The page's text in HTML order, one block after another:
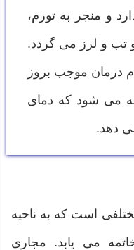
و منجر به تورم،
و لرز می گردد.
درمان موجب بروز
می شود که دمای
دهد.
است که به ناحیه
می یابد. مجاری